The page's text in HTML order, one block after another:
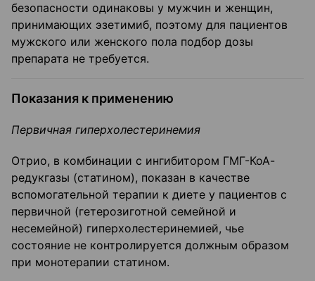
безопасности одинаковы у мужчин и женщин,
принимающих эзетимиб, поэтому для пациентов
мужского или женского пола подбор дозы
препарата не требуется.
Показания к применению
Первичная гиперхолестеринемия
Отрио, в комбинации с ингибитором ГМГ-КоА-
редукгазы (статином), показан в качестве
вспомогательной терапии к диете у пациентов с
первичной (гетерозиготной семейной и
несемейной) гиперхолестеринемией, чье
состояние не контролируется должным образом
при монотерапии статином.